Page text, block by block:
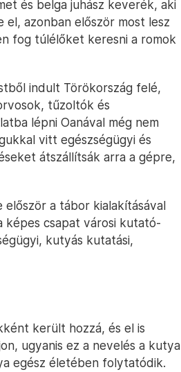
és belga juhász keverék, aki
azonban először most lesz
fog túlélőket keresni a romok
indult Törökország felé,
tűzoltók és
lépni Oanával még nem
vitt egészségügyi és
átszállítsák arra a gépre,
a tábor kialakításával
képes csapat városi kutató-
kutyás kutatási,
került hozzá, és el is
ugyanis ez a nevelés a kutya
egész életében folytatódik.